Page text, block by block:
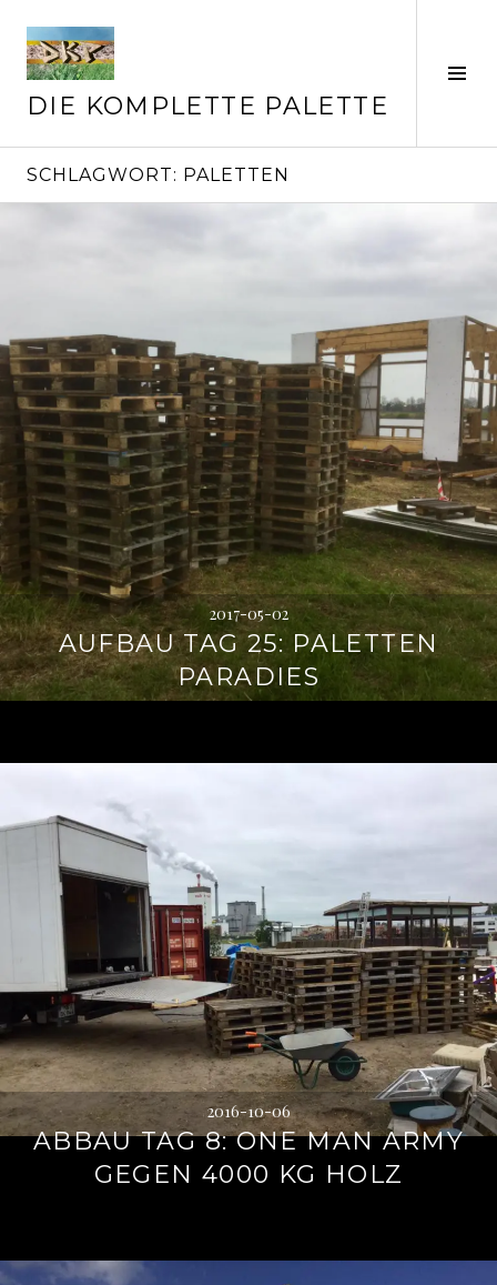
zum
Inhalt
DIE KOMPLETTE PALETTE
SCHLAGWORT: PALETTEN
2017-05-02
AUFBAU TAG 25: PALETTEN
PARADIES
2016-10-06
ABBAU TAG 8: ONE MAN ARMY
GEGEN 4000 KG HOLZ